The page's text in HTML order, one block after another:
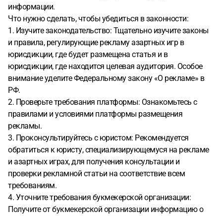
информации.
Что нужно сделать, чтобы убедиться в законности:
1. Изучите законодательство: Тщательно изучите законы
и правила, регулирующие рекламу азартных игр в
юрисдикции, где будет размещена статья и в
юрисдикции, где находится целевая аудитория. Особое
внимание уделите Федеральному закону «О рекламе» в
РФ.
2. Проверьте требования платформы: Ознакомьтесь с
правилами и условиями платформы размещения
рекламы.
3. Проконсультируйтесь с юристом: Рекомендуется
обратиться к юристу, специализирующемуся на рекламе
и азартных играх, для получения консультации и
проверки рекламной статьи на соответствие всем
требованиям.
4. Уточните требования букмекерской организации:
Получите от букмекерской организации информацию о